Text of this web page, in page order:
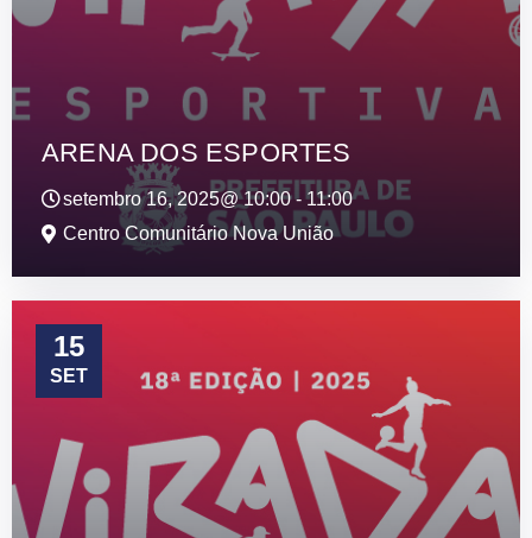
ARENA DOS ESPORTES
setembro 16, 2025@10:00 -11:00
Centro Comunitário Nova União
15
SET